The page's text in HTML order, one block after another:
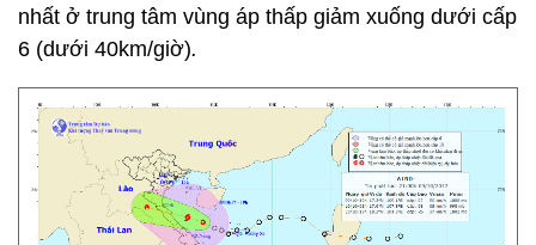
nhất ở trung tâm vùng áp thấp giảm xuống dưới cấp
6 (dưới 40km/giờ).